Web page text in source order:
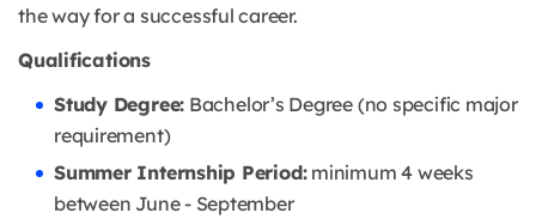
the way for a successful career.
Qualifications
Study Degree: Bachelor’s Degree (no specific major
requirement)
Summer Internship Period:minimum 4 weeks
between June - September